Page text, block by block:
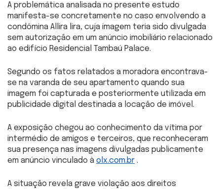
A problemática analisada no presente estudo
manifesta-se concretamente no caso envolvendo a
condômina Allira lira, cuja imagem teria sido divulgada
sem autorização em um anúncio imobiliário relacionado
ao edifício Residencial Tambaú Palace.
Segundo os fatos relatados a moradora encontrava-
se na varanda de seu apartamento quando sua
imagem foi capturada e posteriormente utilizada em
publicidade digital destinada a locação de imóvel.
A exposição chegou ao conhecimento da vítima por
intermédio de amigos e terceiros, que reconheceram
sua presença nas imagens divulgadas publicamente
em anúncio vinculado à olx.com.br .
A situação revela grave violação aos direitos